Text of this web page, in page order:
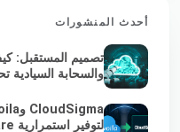
أحدث المنشورات
تصميم المستقبل:
والسحابة السيادية